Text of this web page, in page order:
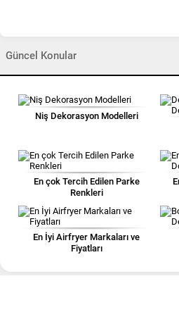
Güncel Konular
Niş Dekorasyon Modelleri
En çok Tercih Edilen Parke
Renkleri
En İyi Airfryer Markaları ve
Fiyatları